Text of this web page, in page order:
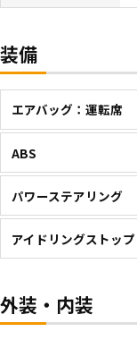
装備
エアバッグ：運転席
ABS
パワーステアリング
アイドリングストップ
外装・内装